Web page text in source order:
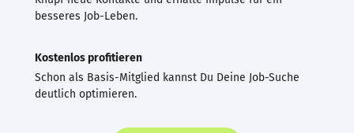
besseres Job-Leben.
Kostenlos profitieren
Schon als Basis-Mitglied kannst Du Deine Job-Suche
deutlich optimieren.